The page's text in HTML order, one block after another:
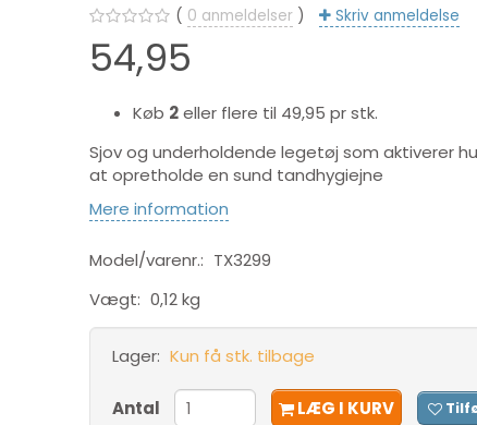
0 anmeldelser Skriv anmeldelse
54,95
Køb 2eller flere til 49,95pr stk.
Sjov og underholdende legetøj som aktiverer
at opretholde en sund tandhygiejne
Mere information
Model/varenr.: TX3299
Vægt: 0,12 kg
Lager: Kun få stk. tilbage
Antal LÆG I KURV